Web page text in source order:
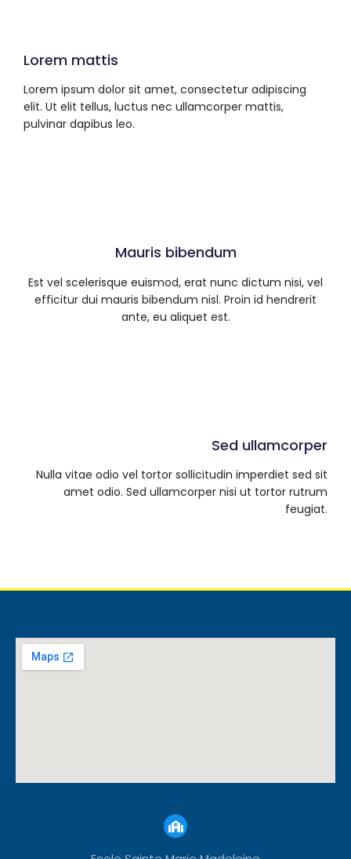
Lorem mattis
Lorem ipsum dolor sit amet, consectetur adipiscing
elit. Ut elit tellus, luctus nec ullamcorper mattis,
pulvinar dapibus leo.
Mauris bibendum
Est vel scelerisque euismod, erat nunc dictum nisi, vel
efficitur dui mauris bibendum nisl. Proin id hendrerit
ante, eu aliquet est.
Sed ullamcorper
Nulla vitae odio vel tortor sollicitudin imperdiet sed sit
amet odio. Sed ullamcorper nisi ut tortor rutrum
feugiat.